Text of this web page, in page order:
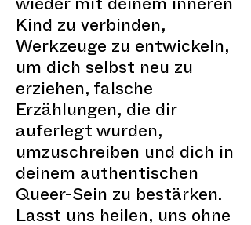
wieder mit deinem inneren
Kind zu verbinden,
Werkzeuge zu entwickeln,
um dich selbst neu zu
erziehen, falsche
Erzählungen, die dir
auferlegt wurden,
umzuschreiben und dich in
deinem authentischen
Queer-Sein zu bestärken.
Lasst uns heilen, uns ohne